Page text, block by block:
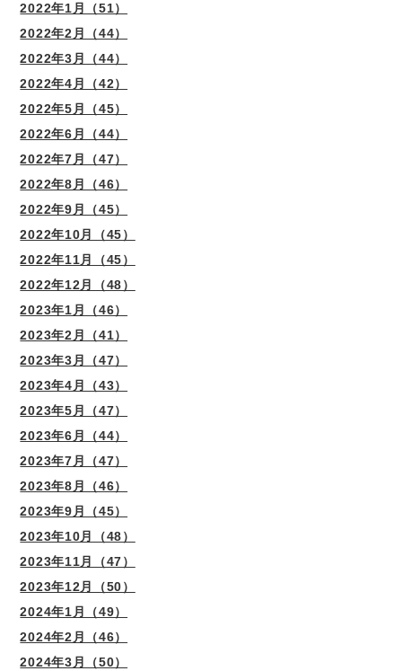
2022年1月（51）
2022年2月（44）
2022年3月（44）
2022年4月（42）
2022年5月（45）
2022年6月（44）
2022年7月（47）
2022年8月（46）
2022年9月（45）
2022年10月（45）
2022年11月（45）
2022年12月（48）
2023年1月（46）
2023年2月（41）
2023年3月（47）
2023年4月（43）
2023年5月（47）
2023年6月（44）
2023年7月（47）
2023年8月（46）
2023年9月（45）
2023年10月（48）
2023年11月（47）
2023年12月（50）
2024年1月（49）
2024年2月（46）
2024年3月（50）